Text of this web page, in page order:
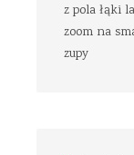
z pola łąki
zoom na
zupy